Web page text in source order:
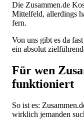
Die Zusammen.de
Mittelfeld, allerdings
fern.
Von uns gibt es da
ein absolut
Für wen
funktioniert
So ist es:
wirklich jemanden